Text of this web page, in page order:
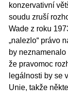
konzervativní
soudu zruší
Wade z roku
„nalezlo“ právo
by
že pravomoc
legálnosti by se
Unie, takže